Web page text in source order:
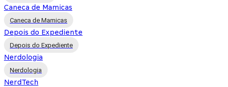
Caneca de Mamicas
Caneca de Mamicas
Depois do Expediente
Depois do Expediente
Nerdologia
Nerdologia
NerdTech